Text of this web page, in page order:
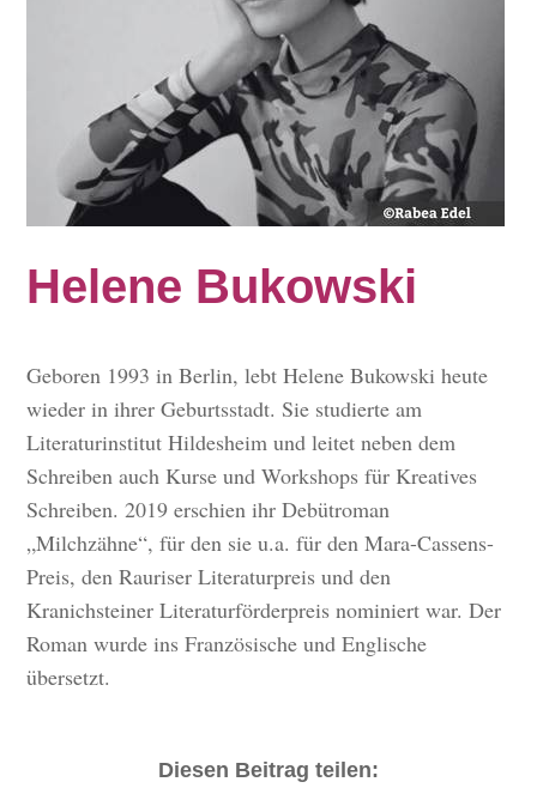
Helene Bukowski
Geboren 1993 in Berlin, lebt Helene Bukowski heute
wieder in ihrer Geburtsstadt. Sie studierte am
Literaturinstitut Hildesheim und leitet neben dem
Schreiben auch Kurse und Workshops für Kreatives
Schreiben. 2019 erschien ihr Debütroman
„Milchzähne“, für den sie u.a. für den Mara-Cassens-
Preis, den Rauriser Literaturpreis und den
Kranichsteiner Literaturförderpreis nominiert war. Der
Roman wurde ins Französische und Englische
übersetzt.
Diesen Beitrag teilen: